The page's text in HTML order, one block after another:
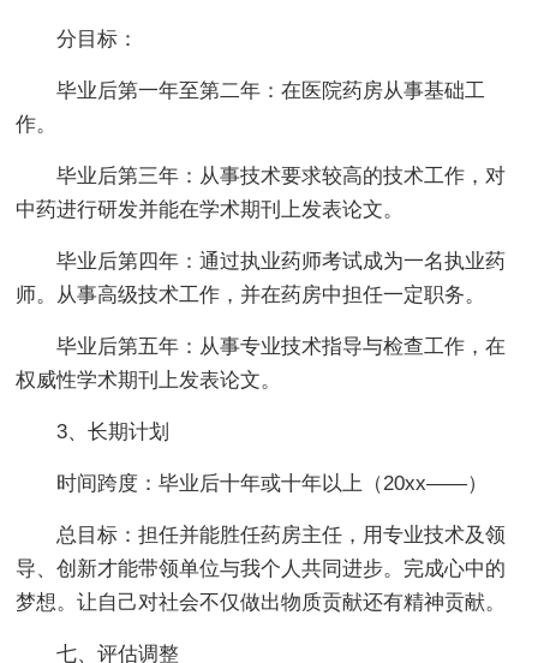
分目标：
毕业后第一年至第二年：在医院药房从事基础工
作。
毕业后第三年：从事技术要求较高的技术工作，对
中药进行研发并能在学术期刊上发表论文。
毕业后第四年：通过执业药师考试成为一名执业药
师。从事高级技术工作，并在药房中担任一定职务。
毕业后第五年：从事专业技术指导与检查工作，在
权威性学术期刊上发表论文。
3、长期计划
时间跨度：毕业后十年或十年以上（20xx——）
总目标：担任并能胜任药房主任，用专业技术及领
导、创新才能带领单位与我个人共同进步。完成心中的
梦想。让自己对社会不仅做出物质贡献还有精神贡献。
七、评估调整